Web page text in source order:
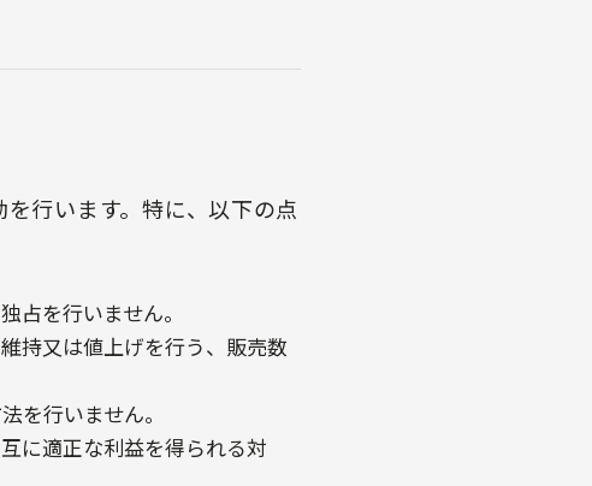
行います。特に、以下の点
占を行いません。
持又は値上げを行う、販売数
を行いません。
に適正な利益を得られる対